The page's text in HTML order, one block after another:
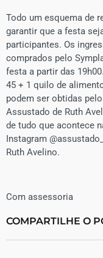
Todo um esquema de
garantir que a festa
participantes. Os
comprados pelo
festa a partir das
45 + 1 quilo de
podem ser obtidas
Assustado de Ruth
de tudo que acontece
Instagram
Ruth Avelino.
Com assessoria
COMPARTILHE O